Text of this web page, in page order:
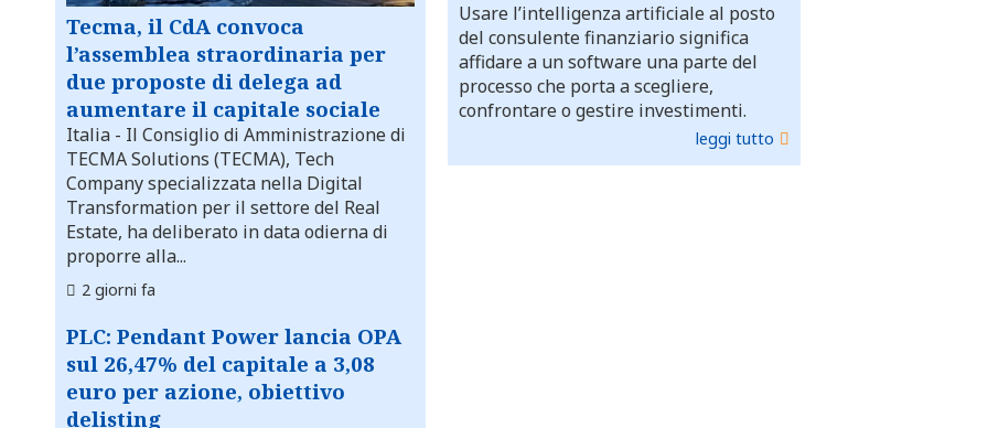
Tecma, il CdA convoca
l’assemblea straordinaria per
due proposte di delega ad
aumentare il capitale sociale
Italia - Il Consiglio di Amministrazione di
TECMA Solutions (TECMA), Tech
Company specializzata nella Digital
Transformation per il settore del Real
Estate, ha deliberato in data odierna di
proporre alla...
2 giorni fa
PLC: Pendant Power lancia OPA
sul 26,47% del capitale a 3,08
euro per azione, obiettivo
delisting
Usare l’intelligenza artificiale al posto
del consulente finanziario significa
affidare a un software una parte del
processo che porta a scegliere,
confrontare o gestire investimenti.
leggi tutto